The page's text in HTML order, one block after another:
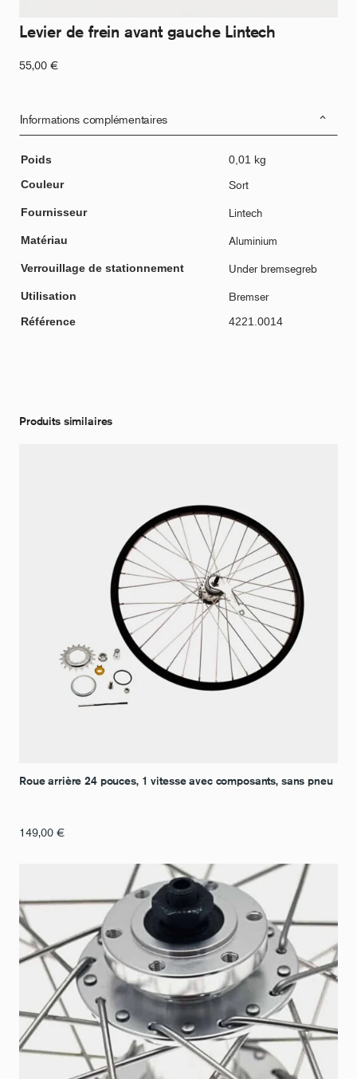
Levier de frein avant gauche Lintech
55,00 €
Informations complémentaires
Poids
0,01 kg
Couleur
Sort
Fournisseur Lintech
Matériau Aluminium
Verrouillage de stationnement Under bremsegreb
Utilisation Bremser
Référence 4221.0014
Produits similaires
Roue arrière 24 pouces, 1 vitesse avec composants, sans pneu
149,00 €